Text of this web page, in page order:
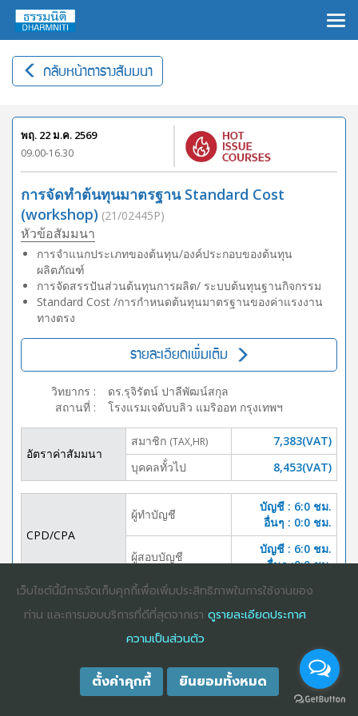
กลับหน้าตารางสัมมนา
พฤ. 22 ม.ค. 2569
09.00-16.30
การจัดทำต้นทุนมาตรฐาน Standard Cost
(workshop) (21/02445P)
หัวข้อสัมมนา
การจำแนกประเภทของต้นทุน/องค์ประกอบของต้นทุน
ผลิตภัณฑ์
การจัดสรรปันส่วนต้นทุนการผลิต/ ระบบต้นทุนฐานกิจกรรม
Standard Cost /การกำหนดต้นทุนมาตรฐานของค่าแรงงาน
ทางตรง
รายละเอียดเพิ่มเติม
วิทยากร :
ดร.รุจิรัตน์ ปาลีพัฒน์สกุล
สถานที่ : โรงแรมเจดับบลิว แมริออท กรุงเทพฯ
อัตราค่าสัมมนา
สมาชิก (TAX,HR)
7,383(VAT)
บุคคลทั้่วไป
8,453(VAT)
CPD/CPA
ผู้ทำบัญชี
บัญชี : 6:0 ชม.
อื่นๆ : 0:0 ชม.
ผู้สอบบัญชี
บัญชี : 6:0 ชม.
อื่นๆ :0:0 ชม.
ปิดจอง
DOWNLOAD
BROCHURE
COPYRIGHT ©2025DHARMNITI SEMINAR AND TRAINING CO., LTD
ALL
RIGHTS RESERVED. E-COMMERCIAL REGISTRATION 0105529026680
เว็บไซต์นี้มีการจัดเก็บคุกกี้เพื่อเพิ่มประสิทธิภาพในการใช้งานของ
ท่าน และการมอบบริการที่ดีที่สุดจากเรา ดูรายละเอียดประกาศ
ความเป็นส่วนตัว
ตั้งค่าคุกกี้ ยินยอมทั้งหมด
×